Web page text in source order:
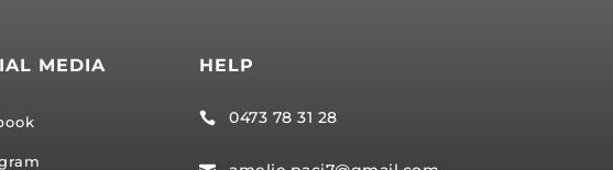
MEDIA HELP
 0473 78 31 28